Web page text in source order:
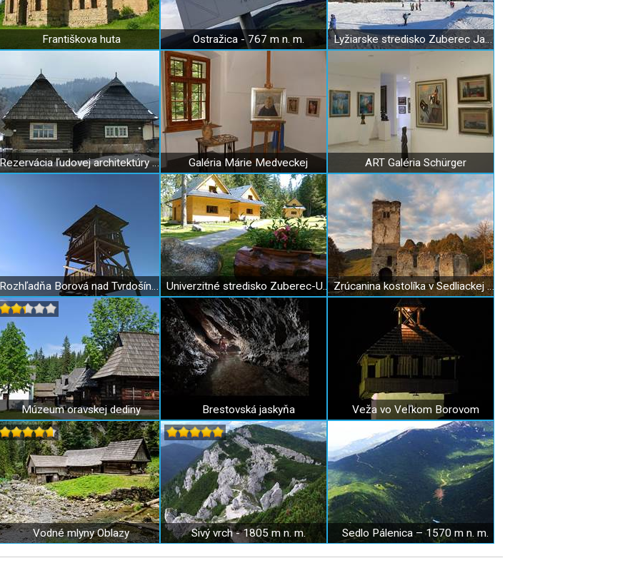
Františkova huta Ostražica - 767 m n. m. Lyžiarske stredisko Zuberec Janovky - Milotín
Rezervácia ľudovej architektúry Bobrova raľa Galéria Márie Medveckej ART Galéria Schürger
Rozhľadňa Borová nad Tvrdošínom Univerzitné stredisko Zuberec-UNIZA Zrúcanina kostolíka v Sedliackej Dubovej
Múzeum oravskej dediny Brestovská jaskyňa Veža vo Veľkom Borovom
Vodné mlyny Oblazy Sivý vrch - 1805 m n. m. Sedlo Pálenica – 1570 m n. m.